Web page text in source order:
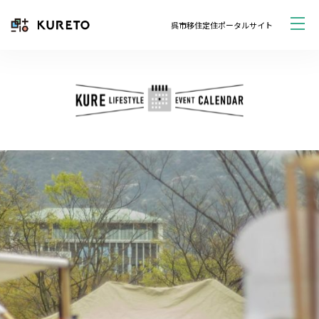
呉市移住定住ポータルサイト